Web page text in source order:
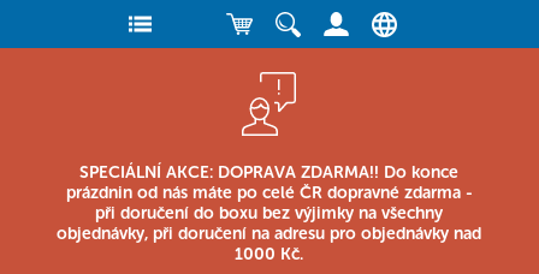
SPECIÁLNÍ AKCE: DOPRAVA ZDARMA!! Do konce
prázdnin od nás máte po celé ČR dopravné zdarma -
při doručení do boxu bez výjimky na všechny
objednávky, při doručení na adresu pro objednávky nad
1000 Kč.